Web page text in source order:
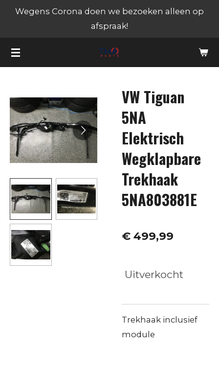
de
hoofdinhoud
Wegens Corona doen we bezoeken alleen op
afspraak!
VW Tiguan
5NA
Elektrisch
Wegklapbare
Trekhaak
5NA803881E
€ 499,99
Uitverkocht
Trekhaak inclusief
module